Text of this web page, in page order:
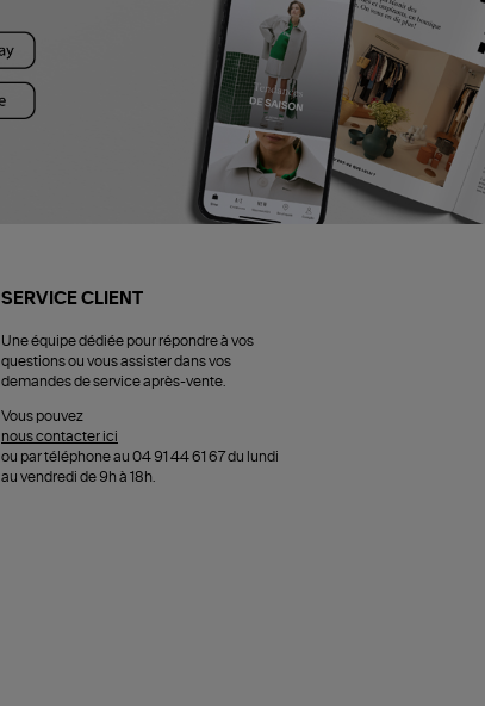
SERVICE CLIENT
Une équipe dédiée pour répondre à vos
questions ou vous assister dans vos
demandes de service après-vente.
Vous pouvez
nous contacter ici
ou par téléphone au 04 91 44 61 67 du lundi
au vendredi de 9h à 18h.